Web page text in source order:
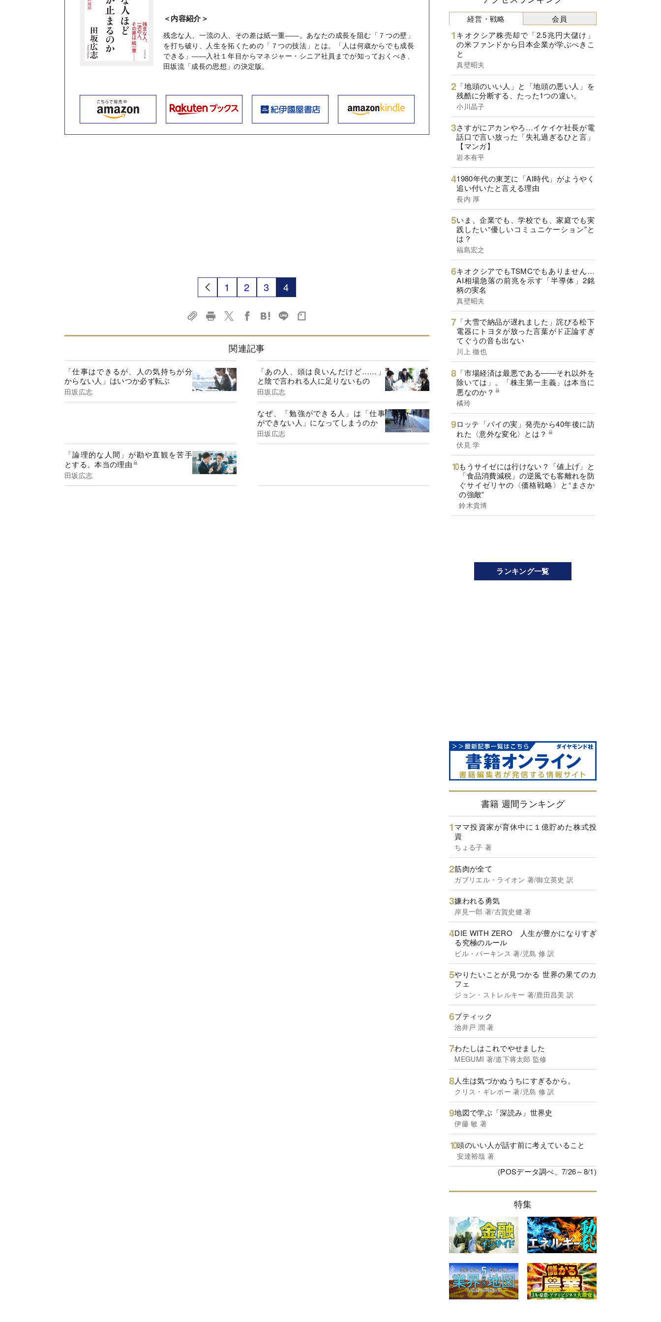
＜内容紹介＞
残念な人、一流の人、その差は紙一重――。あなたの成長を阻む「７つの壁」
を打ち破り、人生を拓くための「７つの技法」とは。「人は何歳からでも成長
できる」――入社１年目からマネジャー・シニア社員までが知っておくべき、
田坂流「成長の思想」の決定版。
1 2 3 4
関連記事
「仕事はできるが、人の気持ちが分
からない人」はいつか必ず転ぶ
田坂広志
「あの人、頭は良いんだけど……」
と陰で言われる人に足りないもの
田坂広志
なぜ、「勉強ができる人」は「仕事
ができない人」になってしまうのか
田坂広志
「論理的な人間」が勘や直観を苦手
とする、本当の理由
田坂広志
経営・戦略
キオクシア株売却で「2.5兆円大儲け」
の米ファンドから日本企業が学ぶべきこ
と
真壁昭夫
「地頭のいい人」と「地頭の悪い人」を
残酷に分断する、たった1つの違い。
小川晶子
さすがにアカンやろ…イケイケ社長が電
話口で言い放った「失礼過ぎるひと言」
【マンガ】
岩本有平
1980年代の東芝に「AI時代」がようやく
追い付いたと言える理由
長内 厚
いま、企業でも、学校でも、家庭でも実
践したい“優しいコミュニケーション”と
は？
福島宏之
キオクシアでもTSMCでもありません…
AI相場急落の前兆を示す「半導体」2銘
柄の実名
真壁昭夫
「大雪で納品が遅れました」詫びる松下
電器にトヨタが放った言葉がド正論すぎ
てぐうの音も出ない
川上 徹也
「市場経済は最悪である――それ以外を
除いては」。「株主第一主義」は本当に
悪なのか？
橘玲
ロッテ「パイの実」発売から40年後に訪
れた〈意外な変化〉とは？
伏見 学
もうサイゼには行けない？「値上げ」と
「食品消費減税」の逆風でも客離れを防
ぐサイゼリヤの〈価格戦略〉と“まさか
の強敵”
鈴木貴博
会員
ランキング一覧
書籍 週間ランキング
ママ投資家が育休中に１億貯めた株式投
資
ちょる子 著
筋肉が全て
ガブリエル・ライオン 著/御立英史 訳
嫌われる勇気
岸見一郎 著/古賀史健 著
DIE WITH ZERO 人生が豊かになりすぎ
る究極のルール
ビル・パーキンス 著/児島 修 訳
やりたいことが見つかる 世界の果てのカ
フェ
ジョン・ストレルキー 著/鹿田昌美 訳
ブティック
池井戸 潤 著
わたしはこれでやせました
MEGUMI 著/道下将太郎 監修
人生は気づかぬうちにすぎるから。
クリス・ギレボー 著/児島 修 訳
地図で学ぶ「深読み」世界史
伊藤 敏 著
頭のいい人が話す前に考えていること
安達裕哉 著
(POSデータ調べ、7/26～8/1)
特集